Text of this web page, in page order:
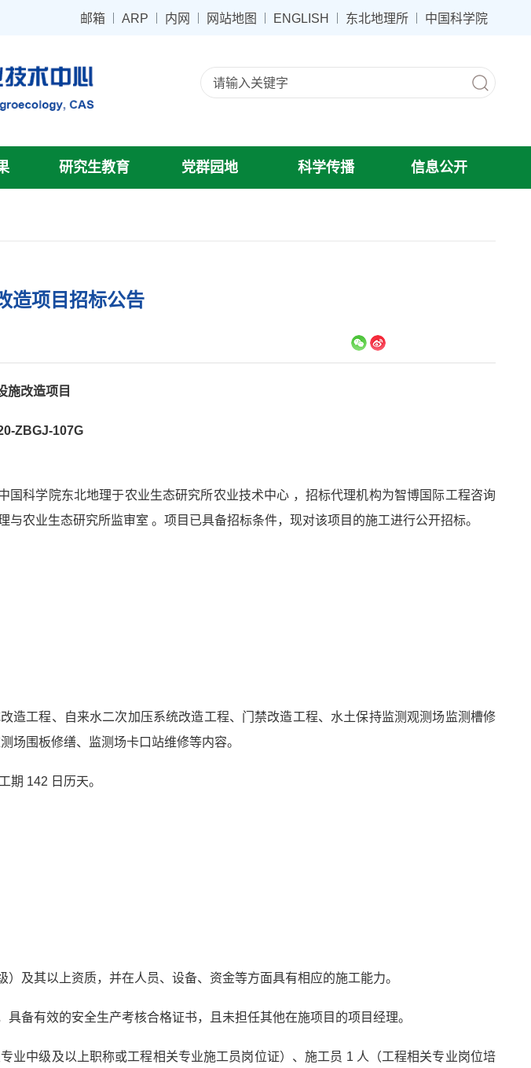
邮箱 ARP 内网 网站地图 ENGLISH 东北地理所 中国科学院
研究生教育 党群园地 科学传播 信息公开
造项目招标公告
施改造项目
ZBGJ-107G
科学院东北地理于农业生态研究所农业技术中心 ，招标代理机构为智博国际工程咨询
农业生态研究所监审室 。项目已具备招标条件，现对该项目的施工进行公开招标。
造工程、自来水二次加压系统改造工程、门禁改造工程、水土保持监测观测场监测槽修
场围板修缮、监测场卡口站维修等内容。
期 142 日历天。
及其以上资质，并在人员、设备、资金等方面具有相应的施工能力。
备有效的安全生产考核合格证书，且未担任其他在施项目的项目经理。
中级及以上职称或工程相关专业施工员岗位证）、施工员 1 人（工程相关专业岗位培